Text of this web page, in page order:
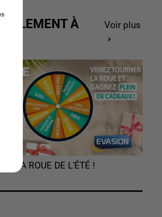
À
Voir plus
LA ROUE DE L'ÉTÉ !